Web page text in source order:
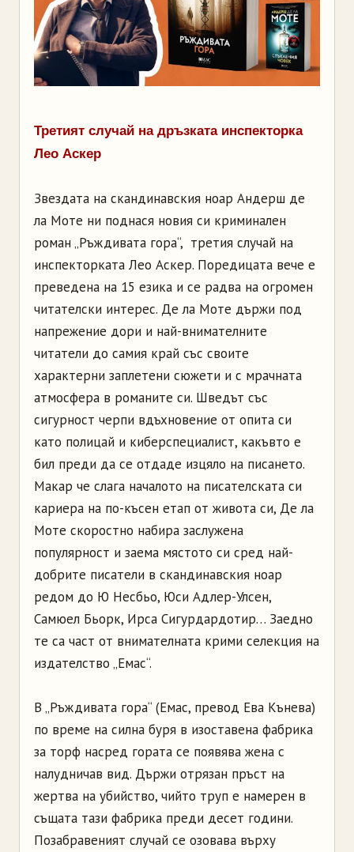
Третият случай на дръзката инспекторка
Лео Аскер
Звездата на скандинавския ноар Андерш де
ла Моте ни поднася новия си криминален
роман „Ръждивата гора“, третия случай на
инспекторката Лео Аскер. Поредицата вече е
преведена на 15 езика и се радва на огромен
читателски интерес. Де ла Моте държи под
напрежение дори и най-внимателните
читатели до самия край със своите
характерни заплетени сюжети и с мрачната
атмосфера в романите си. Шведът със
сигурност черпи вдъхновение от опита си
като полицай и киберспециалист, какъвто е
бил преди да се отдаде изцяло на писането.
Макар че слага началото на писателската си
кариера на по-късен етап от живота си, Де ла
Моте скоростно набира заслужена
популярност и заема мястото си сред най-
добрите писатели в скандинавския ноар
редом до Ю Несбьо, Юси Адлер-Улсен,
Самюел Бьорк, Ирса Сигурдардотир… Заедно
те са част от внимателната крими селекция на
издателство „Емас“.
В „Ръждивата гора“ (Емас, превод Ева Кънева)
по време на силна буря в изоставена фабрика
за торф насред гората се появява жена с
налудничав вид. Държи отрязан пръст на
жертва на убийство, чийто труп е намерен в
същата тази фабрика преди десет години.
Позабравеният случай се озовава върху